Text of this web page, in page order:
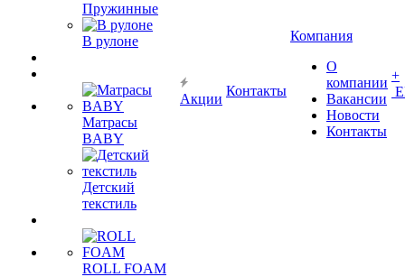
Пружинные
В рулоне
Матрасы
BABY
Детский
текстиль
ROLL FOAM
Акции
Контакты
Компания
О
компании
Вакансии
Новости
Контакты
+